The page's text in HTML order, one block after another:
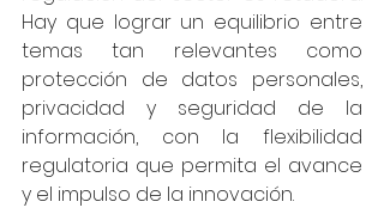
Hay que lograr un equilibrio entre
temas tan relevantes como
protección de datos personales,
privacidad y seguridad de la
información, con la flexibilidad
regulatoria que permita el avance
y el impulso de la innovación.